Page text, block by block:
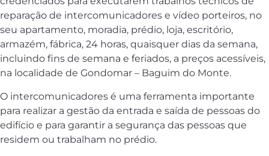
reparação de intercomunicadores e vídeo porteiros, no
seu apartamento, moradia, prédio, loja, escritório,
armazém, fábrica, 24 horas, quaisquer dias da semana,
incluindo fins de semana e feriados, a preços acessíveis,
na localidade de Gondomar – Baguim do Monte.
O intercomunicadores é uma ferramenta importante
para realizar a gestão da entrada e saída de pessoas do
edifício e para garantir a segurança das pessoas que
residem ou trabalham no prédio.